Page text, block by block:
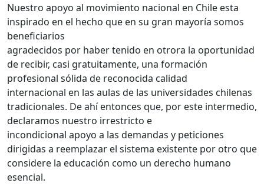
Nuestro apoyo al movimiento nacional en Chile esta
inspirado en el hecho que en su gran mayoría somos
beneficiarios
agradecidos por haber tenido en otrora la oportunidad
de recibir, casi gratuitamente, una formación
profesional sólida de reconocida calidad
internacional en las aulas de las universidades chilenas
tradicionales. De ahí entonces que, por este intermedio,
declaramos nuestro irrestricto e
incondicional apoyo a las demandas y peticiones
dirigidas a reemplazar el sistema existente por otro que
considere la educación como un derecho humano
esencial.